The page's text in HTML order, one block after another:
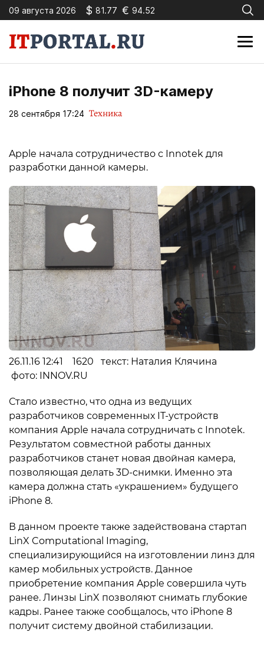
09 августа 2026 $ 81.77 € 94.52
iPhone 8 получит 3D-камеру
28 сентября 17:24 Техника
Apple начала сотрудничество с Innotek для
разработки данной камеры.
26.11.16 12:41 1620 текст: Наталия Клячина
фото: INNOV.RU
Стало известно, что одна из ведущих
разработчиков современных IT-устройств
компания Apple начала сотрудничать с Innotek.
Результатом совместной работы данных
разработчиков станет новая двойная камера,
позволяющая делать 3D-снимки. Именно эта
камера должна стать «украшением» будущего
iPhone 8.
В данном проекте также задействована стартап
LinX Computational Imaging,
специализирующийся на изготовлении линз для
камер мобильных устройств. Данное
приобретение компания Apple совершила чуть
ранее. Линзы LinX позволяют снимать глубокие
кадры. Ранее также сообщалось, что iPhone 8
получит систему двойной стабилизации.